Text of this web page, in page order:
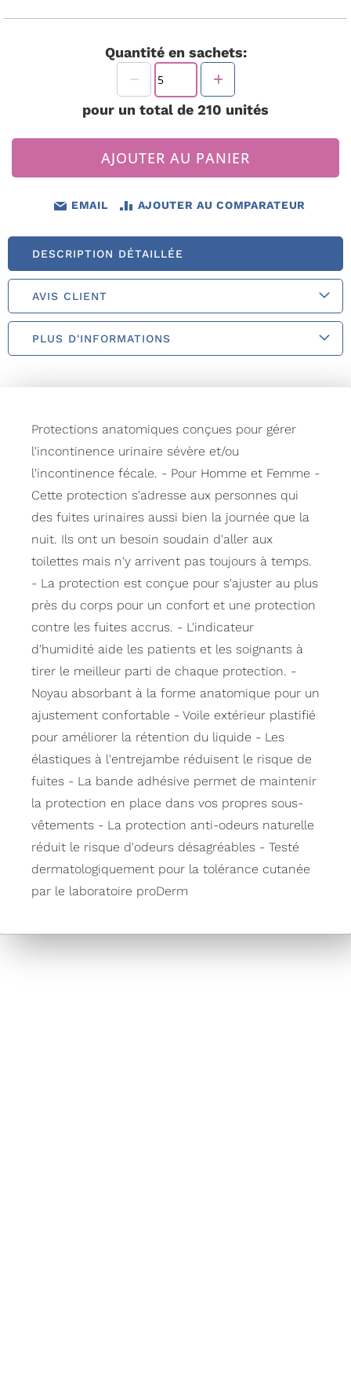
Quantité en sachets:
pour un total de 210 unités
AJOUTER AU PANIER
EMAIL AJOUTER AU COMPARATEUR
DESCRIPTION DÉTAILLÉE
AVIS CLIENT
PLUS D'INFORMATIONS
Protections anatomiques conçues pour gérer
l'incontinence urinaire sévère et/ou
l'incontinence fécale. - Pour Homme et Femme -
Cette protection s'adresse aux personnes qui
des fuites urinaires aussi bien la journée que la
nuit. Ils ont un besoin soudain d'aller aux
toilettes mais n'y arrivent pas toujours à temps.
- La protection est conçue pour s'ajuster au plus
près du corps pour un confort et une protection
contre les fuites accrus. - L'indicateur
d'humidité aide les patients et les soignants à
tirer le meilleur parti de chaque protection. -
Noyau absorbant à la forme anatomique pour un
ajustement confortable - Voile extérieur plastifié
pour améliorer la rétention du liquide - Les
élastiques à l'entrejambe réduisent le risque de
fuites - La bande adhésive permet de maintenir
la protection en place dans vos propres sous-
vêtements - La protection anti-odeurs naturelle
réduit le risque d'odeurs désagréables - Testé
dermatologiquement pour la tolérance cutanée
par le laboratoire proDerm